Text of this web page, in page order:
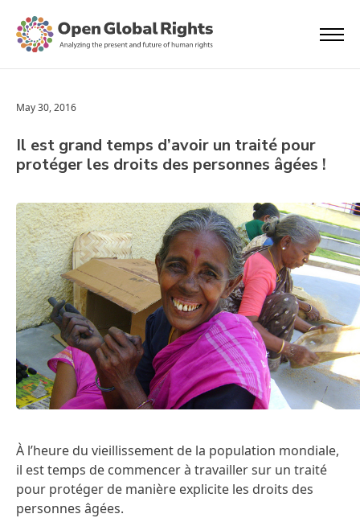
May 30, 2016
Il est grand temps d’avoir un traité pour
protéger les droits des personnes âgées !
À l’heure du vieillissement de la population mondiale,
il est temps de commencer à travailler sur un traité
pour protéger de manière explicite les droits des
personnes âgées.